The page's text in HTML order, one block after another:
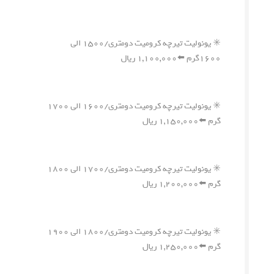
✳️ یونولیت تیرچه کرومیت دومتری/۱۵۰۰ الی
۱۶۰۰گرم ⬅️۱,۱۰۰,۰۰۰ ریال
✳️ یونولیت تیرچه کرومیت دومتری/۱۶۰۰ الی ۱۷۰۰
گرم ⬅️۱,۱۵۰,۰۰۰ ریال
✳️ یونولیت تیرچه کرومیت دومتری/۱۷۰۰ الی ۱۸۰۰
گرم ⬅️۱,۲۰۰,۰۰۰ ریال
✳️ یونولیت تیرچه کرومیت دومتری/۱۸۰۰ الی ۱۹۰۰
گرم ⬅️۱,۲۵۰,۰۰۰ ریال